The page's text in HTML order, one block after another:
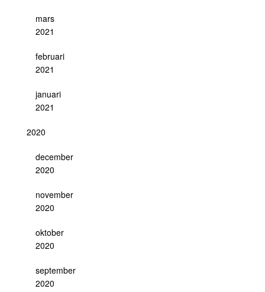
mars
2021
februari
2021
januari
2021
2020
december
2020
november
2020
oktober
2020
september
2020